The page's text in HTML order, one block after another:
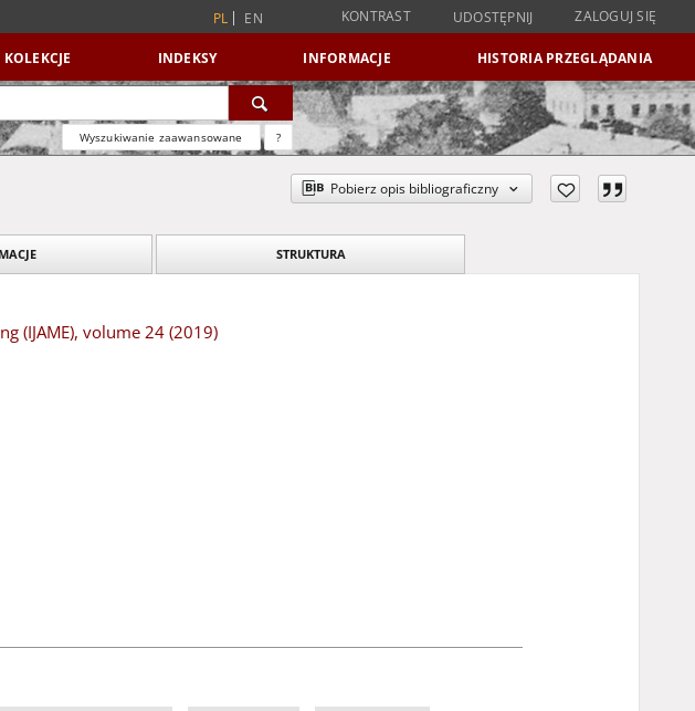
PL EN KONTRAST UDOSTĘPNIJ ZALOGUJ SIĘ
KOLEKCJE INDEKSY INFORMACJE HISTORIA PRZEGLĄDANIA
Wyszukiwanie zaawansowane ?
Pobierz opis bibliograficzny
STRUKTURA
(IJAME), volume 24 (2019)